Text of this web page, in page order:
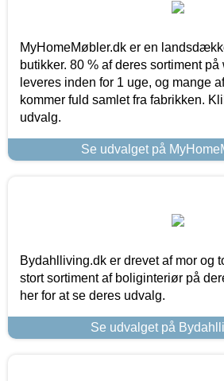
MyHomeMøbler.dk er en
butikker. 80 % af deres sortiment
leveres inden for 1 uge, og mange
kommer fuld samlet fra fabrikken.
udvalg.
Se udvalget på
Bydahlliving.dk er drevet af mor og
stort sortiment af boliginteriør på
her for at se deres udvalg.
Se udvalget på